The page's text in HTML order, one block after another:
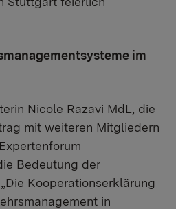
im
Nicole Razavi MdL, die
mit weiteren Mitgliedern
Bedeutung der
Kooperationserklärung
in